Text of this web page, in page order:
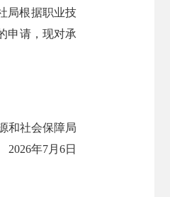
局根据职业技
申请，现对承
和社会保障局
2026年7月6日